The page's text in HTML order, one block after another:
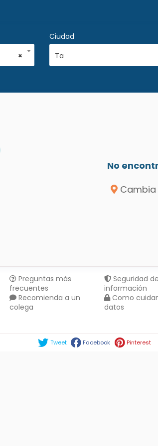
×
Ciudad
Ta
No
Cambia
Preguntas más
frecuentes
Recomienda a un
colega
Seguridad
información
Como
datos
Tweet Facebook Pinterest